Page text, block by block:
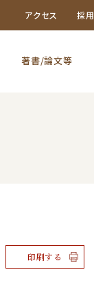
アクセス 採用
著書/論文等
印刷する